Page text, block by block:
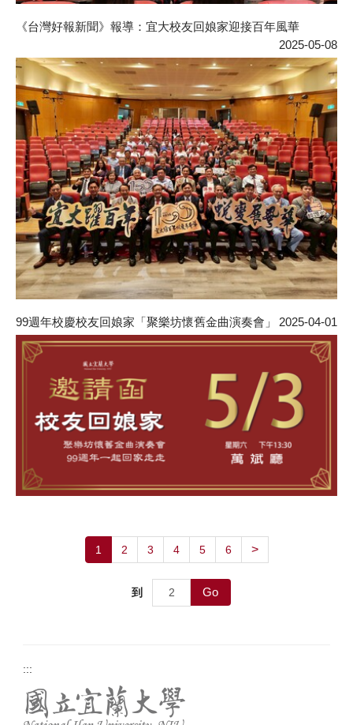
《台灣好報新聞》報導：宜大校友回娘家迎接百年風華
2025-05-08
99週年校慶校友回娘家「聚樂坊懷舊金曲演奏會」 2025-04-01
1 2 3 4 5 6 >
到 Go
:::